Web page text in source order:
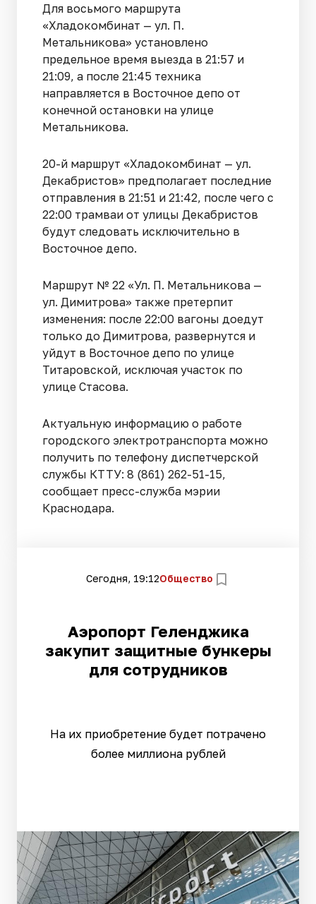
Для восьмого маршрута
«Хладокомбинат — ул. П.
Метальникова» установлено
предельное время выезда в 21:57 и
21:09, а после 21:45 техника
направляется в Восточное депо от
конечной остановки на улице
Метальникова.
20-й маршрут «Хладокомбинат — ул.
Декабристов» предполагает последние
отправления в 21:51 и 21:42, после чего с
22:00 трамваи от улицы Декабристов
будут следовать исключительно в
Восточное депо.
Маршрут № 22 «Ул. П. Метальникова —
ул. Димитрова» также претерпит
изменения: после 22:00 вагоны доедут
только до Димитрова, развернутся и
уйдут в Восточное депо по улице
Титаровской, исключая участок по
улице Стасова.
Актуальную информацию о работе
городского электротранспорта можно
получить по телефону диспетчерской
службы КТТУ: 8 (861) 262-51-15,
сообщает пресс-служба мэрии
Краснодара.
Сегодня, 19:12Общество
Аэропорт Геленджика
закупит защитные бункеры
для сотрудников
На их приобретение будет потрачено
более миллиона рублей